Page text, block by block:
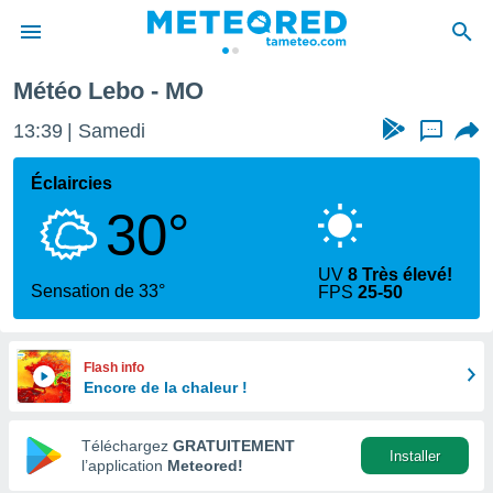
de
en
Météo Lebo - MO
13:39 Samedi ...
Éclaircies
30°
Sensation de 33°
UV8 Très élevé!
FPS25-50
Flash info
Encore de la chaleur !
Téléchargez GRATUITEMENT
l’application Meteored!
Installer